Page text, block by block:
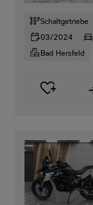
Schaltgetriebe
03/2024
Bad Hersfeld